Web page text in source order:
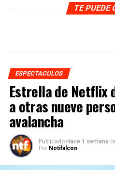
TE PUEDE
ESPECTACULOS
Estrella de Netflix
a otras nueve
avalancha
Publicado Hace 1 semana
Por Notifalcon